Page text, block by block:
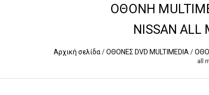
OΘΟΝΗ
NISSAN ALL
Αρχική σελίδα / ΟΘΟΝΕΣ DVD MULTIMEDIA /
all